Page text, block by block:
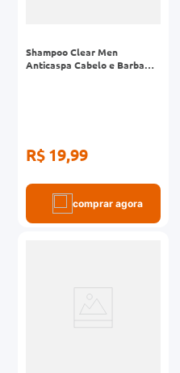
Shampoo Clear Men
Anticaspa Cabelo e Barba
R$ 19,99
comprar agora